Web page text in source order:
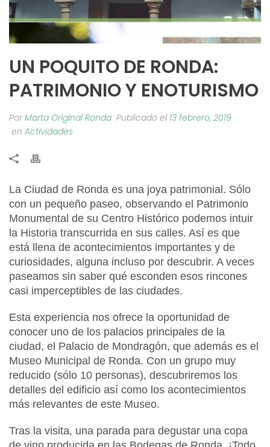
UN POQUITO DE RONDA:
PATRIMONIO Y ENOTURISMO
PorMarta Original Ronda Publicado el 13 febrero, 2019
en Actividades
La Ciudad de Ronda es una joya patrimonial. Sólo
con un pequeño paseo, observando el Patrimonio
Monumental de su Centro Histórico podemos intuir
la Historia transcurrida en sus calles. Así es que
está llena de acontecimientos importantes y de
curiosidades, alguna incluso por descubrir. A veces
paseamos sin saber qué esconden esos rincones
casi imperceptibles de las ciudades.
Esta experiencia nos ofrece la oportunidad de
conocer uno de los palacios principales de la
ciudad, el Palacio de Mondragón, que además es el
Museo Municipal de Ronda. Con un grupo muy
reducido (sólo 10 personas), descubriremos los
detalles del edificio así como los acontecimientos
más relevantes de este Museo.
Tras la visita, una parada para degustar una copa